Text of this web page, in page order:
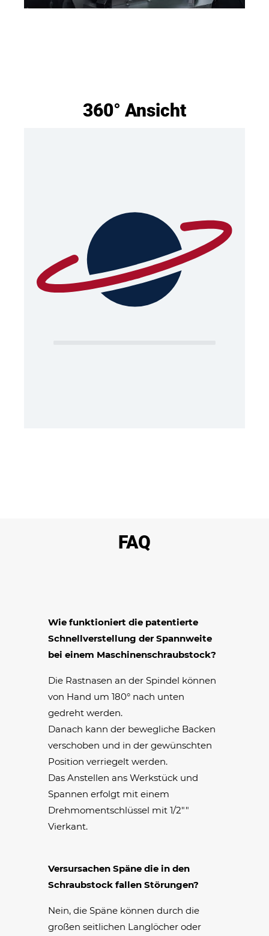
360° Ansicht
FAQ
Wie funktioniert die patentierte
Schnellverstellung der Spannweite
bei einem Maschinenschraubstock?
Die Rastnasen an der Spindel können
von Hand um 180° nach unten
gedreht werden.
Danach kann der bewegliche Backen
verschoben und in der gewünschten
Position verriegelt werden.
Das Anstellen ans Werkstück und
Spannen erfolgt mit einem
Drehmomentschlüssel mit 1/2""
Vierkant.
Versursachen Späne die in den
Schraubstock fallen Störungen?
Nein, die Späne können durch die
großen seitlichen Langlöcher oder